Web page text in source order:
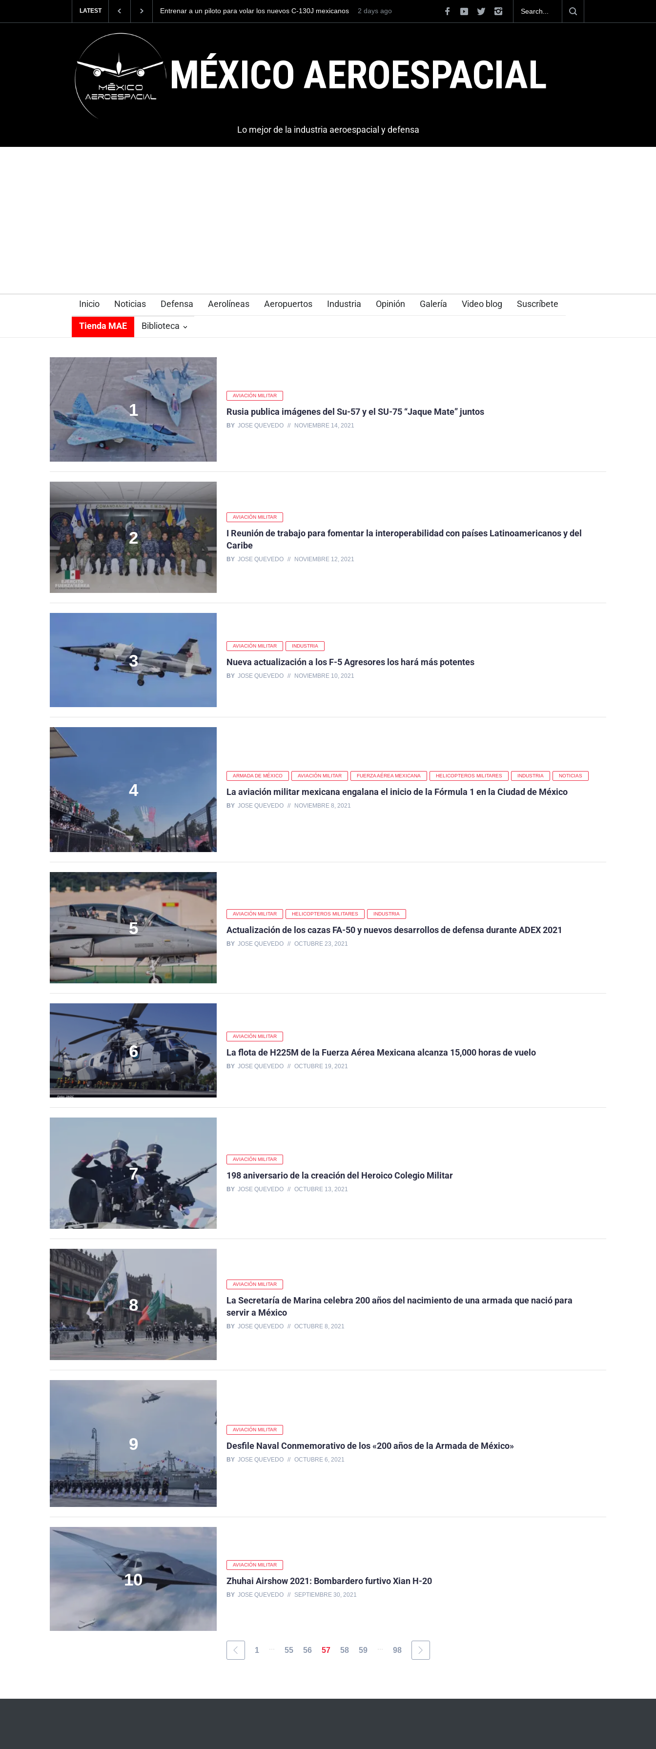
LATESTEntrenar a un piloto para volar los nuevos C-130J mexicanos
Con 35,900 pasajeros el AIFA está entre los aeropuertos con
más viajeros internacionales de México, pero muy lejos del
AICM.
La industria naval mexicana construirá 32
2 days ago
MÉXICO AEROESPACIAL
Lo mejor de la industria aeroespacial y defensa
Inicio Noticias Defensa Aerolíneas Aeropuertos Industria Opinión Galería Video blog Suscríbete
Tienda MAE Biblioteca
AVIACIÓN MILITAR
Rusia publica imágenes del Su-57 y el SU-75 “Jaque Mate” juntos
BY JOSE QUEVEDO NOVIEMBRE 14, 2021
AVIACIÓN MILITAR
I Reunión de trabajo para fomentar la interoperabilidad con países Latinoamericanos y del
Caribe
BY JOSE QUEVEDO NOVIEMBRE 12, 2021
AVIACIÓN MILITAR INDUSTRIA
Nueva actualización a los F-5 Agresores los hará más potentes
BY JOSE QUEVEDO NOVIEMBRE 10, 2021
ARMADA DE MÉXICO AVIACIÓN MILITAR FUERZA AÉREA MEXICANA HELICOPTEROS MILITARES INDUSTRIA NOTICIAS
La aviación militar mexicana engalana el inicio de la Fórmula 1 en la Ciudad de México
BY JOSE QUEVEDO NOVIEMBRE 8, 2021
AVIACIÓN MILITAR HELICOPTEROS MILITARES INDUSTRIA
Actualización de los cazas FA-50 y nuevos desarrollos de defensa durante ADEX 2021
BY JOSE QUEVEDO OCTUBRE 23, 2021
AVIACIÓN MILITAR
La flota de H225M de la Fuerza Aérea Mexicana alcanza 15,000 horas de vuelo
BY JOSE QUEVEDO OCTUBRE 19, 2021
AVIACIÓN MILITAR
198 aniversario de la creación del Heroico Colegio Militar
BY JOSE QUEVEDO OCTUBRE 13, 2021
AVIACIÓN MILITAR
La Secretaría de Marina celebra 200 años del nacimiento de una armada que nació para
servir a México
BY JOSE QUEVEDO OCTUBRE 8, 2021
AVIACIÓN MILITAR
Desfile Naval Conmemorativo de los «200 años de la Armada de México»
BY JOSE QUEVEDO OCTUBRE 6, 2021
AVIACIÓN MILITAR
Zhuhai Airshow 2021: Bombardero furtivo Xian H-20
BY JOSE QUEVEDO SEPTIEMBRE 30, 2021
1 ... 55 56 57 58 59 ... 98